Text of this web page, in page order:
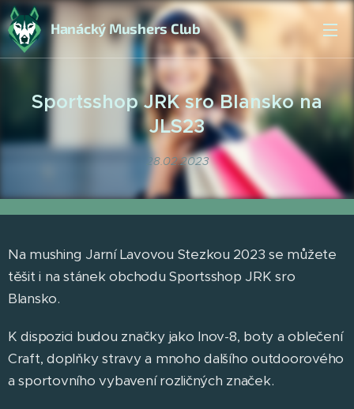
Hanácký Mushers Club
Sportsshop JRK sro Blansko na
JLS23
28.02.2023
Na mushing Jarní Lavovou Stezkou 2023 se můžete
těšit i na stánek obchodu Sportsshop JRK sro
Blansko.
K dispozici budou značky jako Inov-8, boty a oblečení
Craft, doplňky stravy a mnoho dalšího outdoorového
a sportovního vybavení rozličných značek.